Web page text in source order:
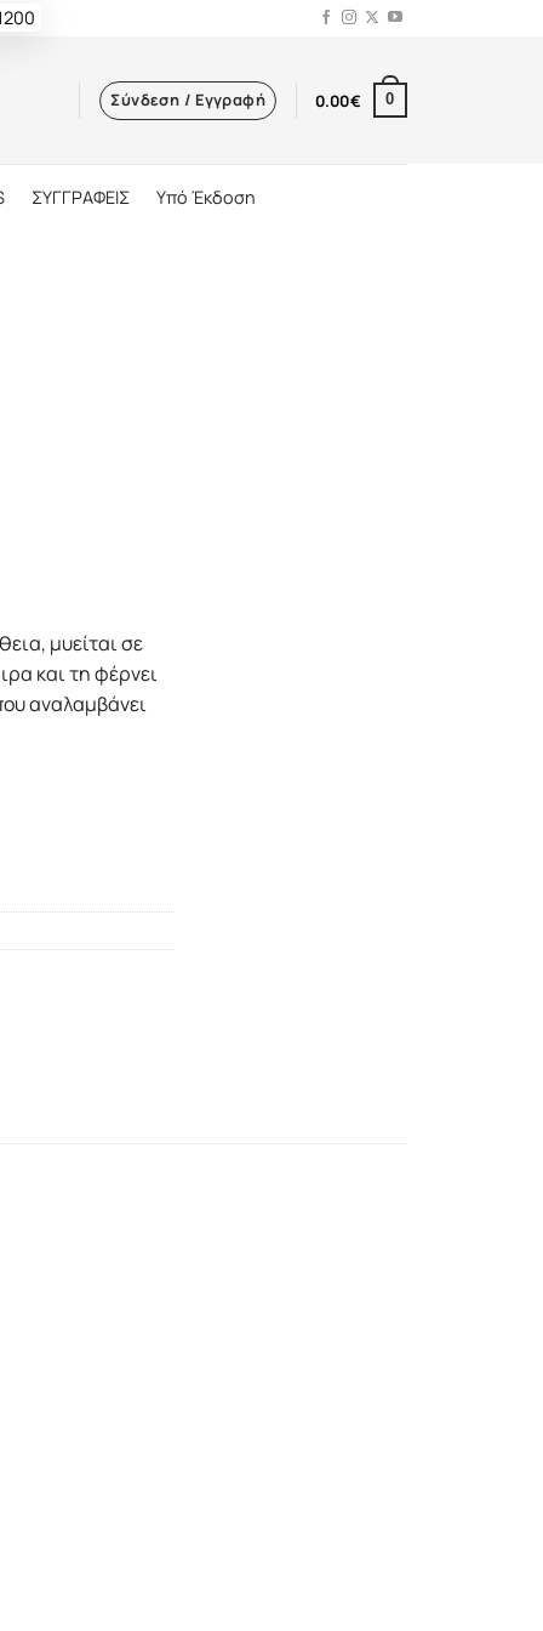
Σύνδεση / Εγγραφή 0.00€ 0
ΣΥΓΓΡΑΦΕΙΣ Υπό Έκδοση
μυείται σε
και τη φέρνει
αναλαμβάνει